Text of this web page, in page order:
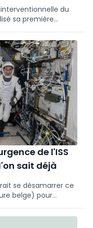
interventionnelle du
sa première
de l'ISS
sait déjà
se désamarrer ce
belge) pour